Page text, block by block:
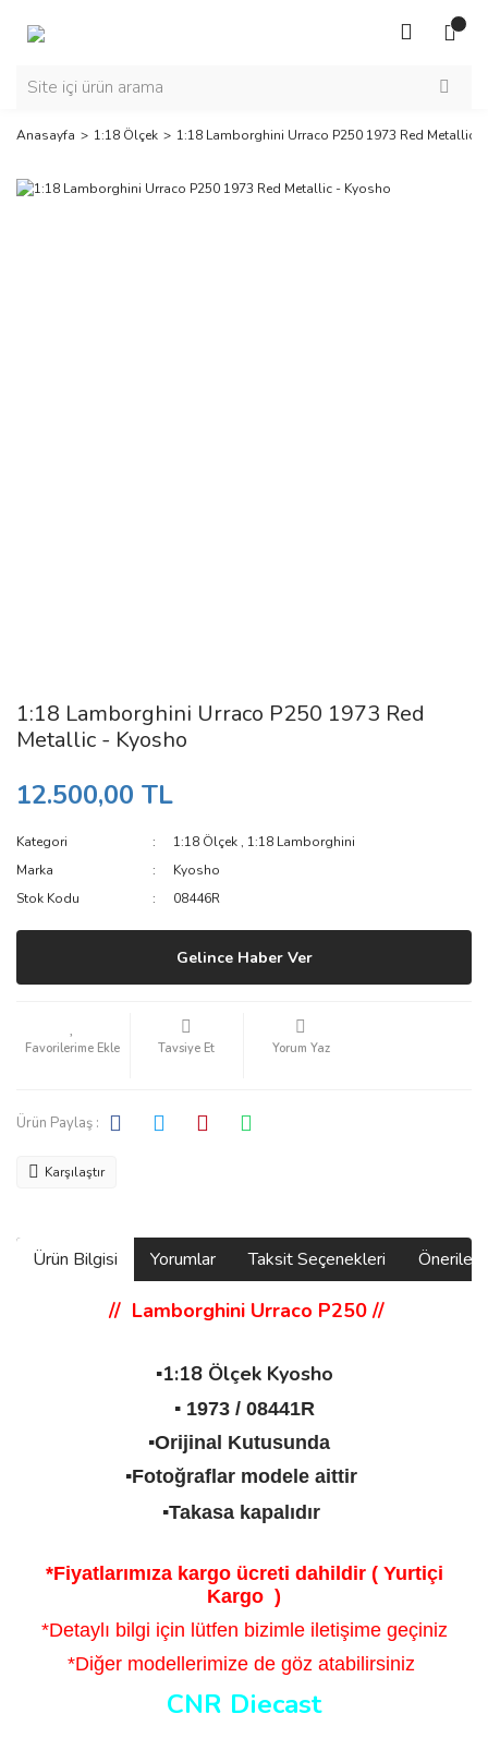
Anasayfa 1:18 Ölçek 1:18 Lamborghini Urraco P250 1973 Red Metallic
1:18 Lamborghini Urraco P250 1973 Red
Metallic - Kyosho
12.500,00 TL
Kategori 1:18 Ölçek , 1:18 Lamborghini
Marka
Kyosho
Stok Kodu
08446R
Gelince Haber Ver
Tavsiye Et Yorum Yaz
Ürün Paylaş :
Karşılaştır
Ürün Bilgisi Yorumlar Taksit Seçenekleri
// Lamborghini Urraco P250 //
▪️1:18 Ölçek Kyosho
▪️ 1973 / 08441R
▪️Orijinal Kutusunda
▪️Fotoğraflar modele aittir
▪️Takasa kapalıdır
*Fiyatlarımıza kargo ücreti dahildir ( Yurtiçi
Kargo )
*Detaylı bilgi için lütfen bizimle iletişime geçiniz
*Diğer modellerimize de göz atabilirsiniz
CNR Diecast